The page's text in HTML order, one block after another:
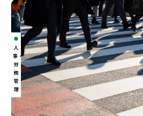
人
事・
労
務
管
理